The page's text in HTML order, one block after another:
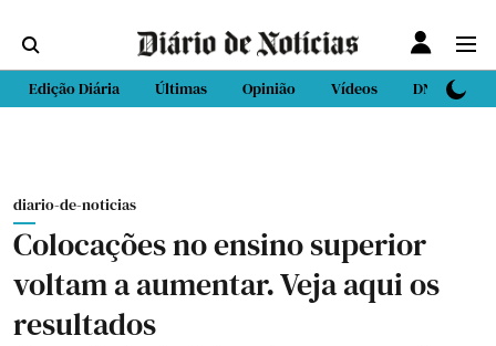
Edição Diária Últimas Opinião Vídeos DN Sport
diario-de-noticias
Colocações no ensino superior
voltam a aumentar. Veja aqui os
resultados